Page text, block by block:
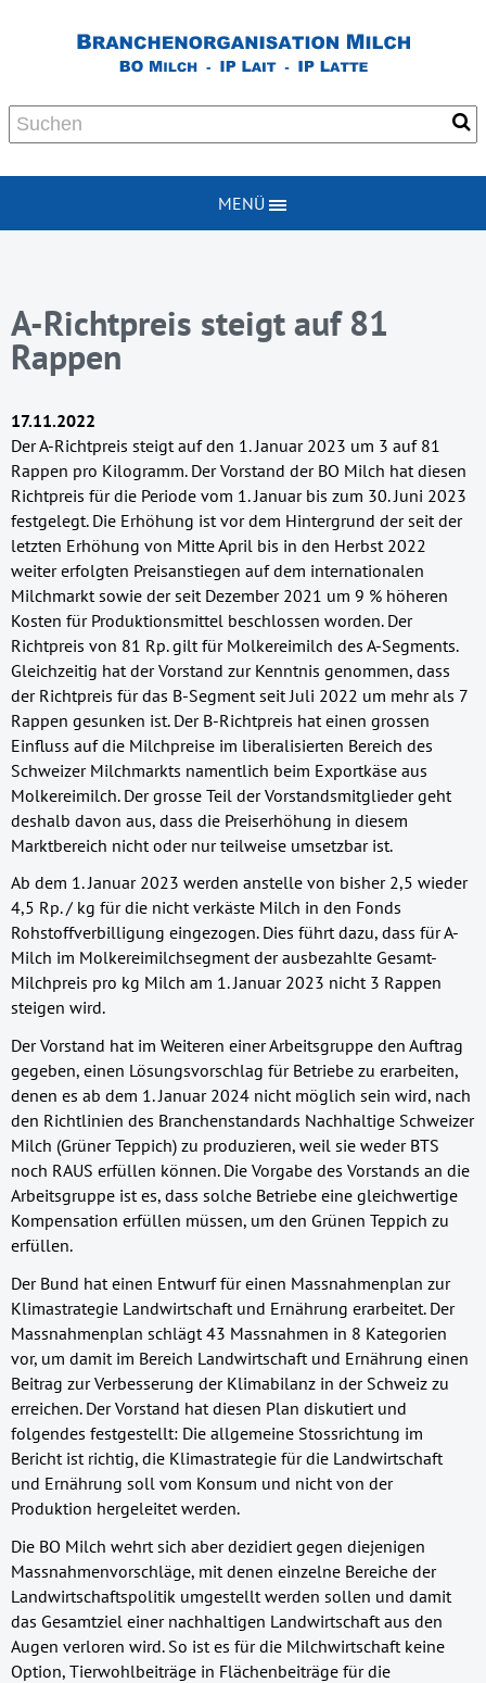
MENÜ
A-Richtpreis steigt auf 81
Rappen
17.11.2022
Der A-Richtpreis steigt auf den 1. Januar 2023 um 3 auf 81
Rappen pro Kilogramm. Der Vorstand der BO Milch hat diesen
Richtpreis für die Periode vom 1. Januar bis zum 30. Juni 2023
festgelegt. Die Erhöhung ist vor dem Hintergrund der seit der
letzten Erhöhung von Mitte April bis in den Herbst 2022
weiter erfolgten Preisanstiegen auf dem internationalen
Milchmarkt sowie der seit Dezember 2021 um 9 % höheren
Kosten für Produktionsmittel beschlossen worden. Der
Richtpreis von 81 Rp. gilt für Molkereimilch des A-Segments.
Gleichzeitig hat der Vorstand zur Kenntnis genommen, dass
der Richtpreis für das B-Segment seit Juli 2022 um mehr als 7
Rappen gesunken ist. Der B-Richtpreis hat einen grossen
Einfluss auf die Milchpreise im liberalisierten Bereich des
Schweizer Milchmarkts namentlich beim Exportkäse aus
Molkereimilch. Der grosse Teil der Vorstandsmitglieder geht
deshalb davon aus, dass die Preiserhöhung in diesem
Marktbereich nicht oder nur teilweise umsetzbar ist.
Ab dem 1. Januar 2023 werden anstelle von bisher 2,5 wieder
4,5 Rp. / kg für die nicht verkäste Milch in den Fonds
Rohstoffverbilligung eingezogen. Dies führt dazu, dass für A-
Milch im Molkereimilchsegment der ausbezahlte Gesamt-
Milchpreis pro kg Milch am 1. Januar 2023 nicht 3 Rappen
steigen wird.
Der Vorstand hat im Weiteren einer Arbeitsgruppe den Auftrag
gegeben, einen Lösungsvorschlag für Betriebe zu erarbeiten,
denen es ab dem 1. Januar 2024 nicht möglich sein wird, nach
den Richtlinien des Branchenstandards Nachhaltige Schweizer
Milch (Grüner Teppich) zu produzieren, weil sie weder BTS
noch RAUS erfüllen können. Die Vorgabe des Vorstands an die
Arbeitsgruppe ist es, dass solche Betriebe eine gleichwertige
Kompensation erfüllen müssen, um den Grünen Teppich zu
erfüllen.
Der Bund hat einen Entwurf für einen Massnahmenplan zur
Klimastrategie Landwirtschaft und Ernährung erarbeitet. Der
Massnahmenplan schlägt 43 Massnahmen in 8 Kategorien
vor, um damit im Bereich Landwirtschaft und Ernährung einen
Beitrag zur Verbesserung der Klimabilanz in der Schweiz zu
erreichen. Der Vorstand hat diesen Plan diskutiert und
folgendes festgestellt: Die allgemeine Stossrichtung im
Bericht ist richtig, die Klimastrategie für die Landwirtschaft
und Ernährung soll vom Konsum und nicht von der
Produktion hergeleitet werden.
Die BO Milch wehrt sich aber dezidiert gegen diejenigen
Massnahmenvorschläge, mit denen einzelne Bereiche der
Landwirtschaftspolitik umgestellt werden sollen und damit
das Gesamtziel einer nachhaltigen Landwirtschaft aus den
Augen verloren wird. So ist es für die Milchwirtschaft keine
Option, Tierwohlbeiträge in Flächenbeiträge für die